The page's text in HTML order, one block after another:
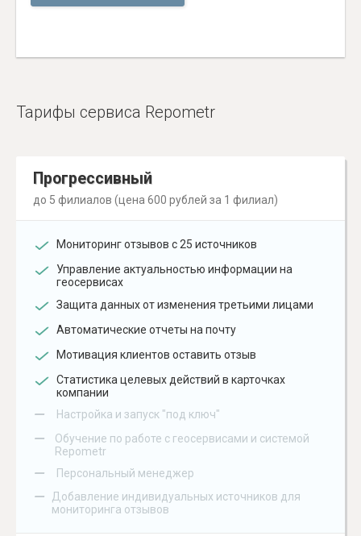
Тарифы сервиса Repometr
Прогрессивный
до 5 филиалов (цена 600 рублей за 1 филиал)
Мониторинг отзывов с 25 источников
Управление актуальностью информации на
геосервисах
Защита данных от изменения третьими лицами
Автоматические отчеты на почту
Мотивация клиентов оставить отзыв
Статистика целевых действий в карточках
компании
– Настройка и запуск "под ключ"
–
Обучение по работе с геосервисами и системой
Repometr
– Персональный менеджер
–
Добавление индивидуальных источников для
мониторинга отзывов